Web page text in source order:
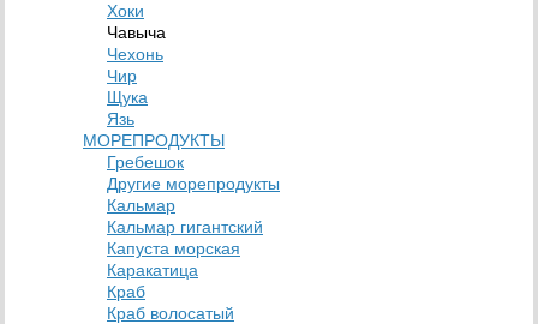
Хоки
Чавыча
Чехонь
Чир
Щука
Язь
МОРЕПРОДУКТЫ
Гребешок
Другие морепродукты
Кальмар
Кальмар гигантский
Капуста морская
Каракатица
Краб
Краб волосатый